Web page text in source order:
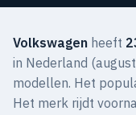
Volkswagen heeft
in Nederland
modellen. Het
Het merk rijdt